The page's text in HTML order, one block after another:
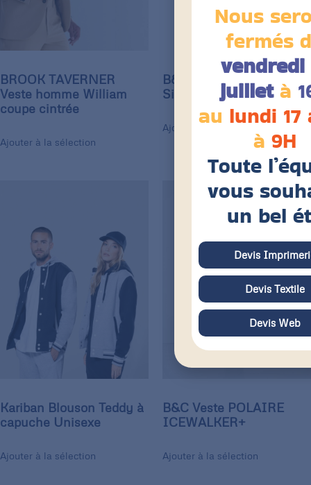
BROOK TAVERNER
Veste homme William
coupe cintrée
Ajouter à la sélection
B&C Coupe vent homme
Sirocco
Ajouter à la sélection
Kariban Blouson Teddy à
capuche Unisexe
Ajouter à la sélection
B&C Veste POLAIRE
ICEWALKER+
Ajouter à la sélection
Nous
fermés
vendredi
juilletà
au lundi 17
à 9H
Toute
vous
un bel
Devis
Devis Textile
Devis Web